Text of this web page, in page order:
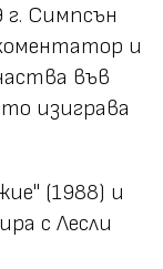
г. Симпсън
и
във
изиграва
(1988) и
с Лесли